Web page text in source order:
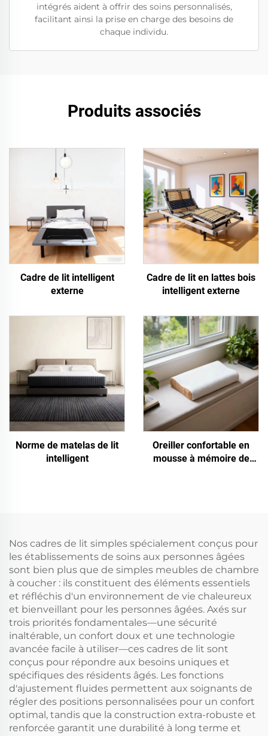
intégrés aident à offrir des soins personnalisés,
facilitant ainsi la prise en charge des besoins de
chaque individu.
Produits associés
Cadre de lit intelligent
externe
Cadre de lit en lattes bois
intelligent externe
Norme de matelas de lit
intelligent
Oreiller confortable en
mousse à mémoire de
Nos cadres de lit simples spécialement conçus pour
les établissements de soins aux personnes âgées
sont bien plus que de simples meubles de chambre
à coucher : ils constituent des éléments essentiels
et réfléchis d'un environnement de vie chaleureux
et bienveillant pour les personnes âgées. Axés sur
trois priorités fondamentales—une sécurité
inaltérable, un confort doux et une technologie
avancée facile à utiliser—ces cadres de lit sont
conçus pour répondre aux besoins uniques et
spécifiques des résidents âgés. Les fonctions
d'ajustement fluides permettent aux soignants de
régler des positions personnalisées pour un confort
optimal, tandis que la construction extra-robuste et
renforcée garantit une durabilité à long terme et